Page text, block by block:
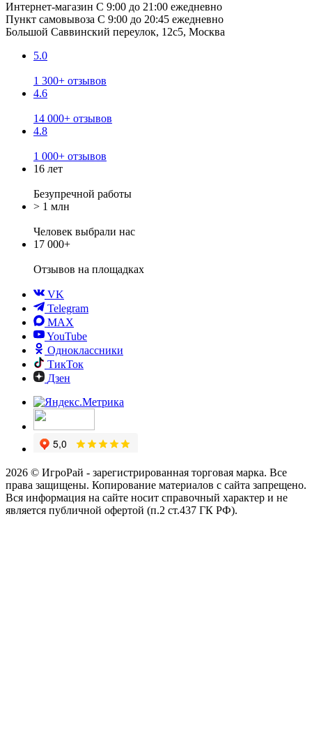
Интернет-магазин С 9:00 до 21:00 ежедневно
Пункт самовывоза С 9:00 до 20:45 ежедневно
Большой Саввинский переулок, 12с5, Москва
5.0
1 300+ отзывов
4.6
14 000+ отзывов
4.8
1 000+ отзывов
16 лет
Безупречной работы
> 1 млн
Человек выбрали нас
17 000+
Отзывов на площадках
VK
Telegram
MAX
YouTube
Одноклассники
ТикТок
Дзен
2026 © ИгроРай - зарегистрированная торговая марка. Все
права защищены. Копирование материалов с сайта запрещено.
Вся информация на сайте носит справочный характер и не
является публичной офертой (п.2 ст.437 ГК РФ).